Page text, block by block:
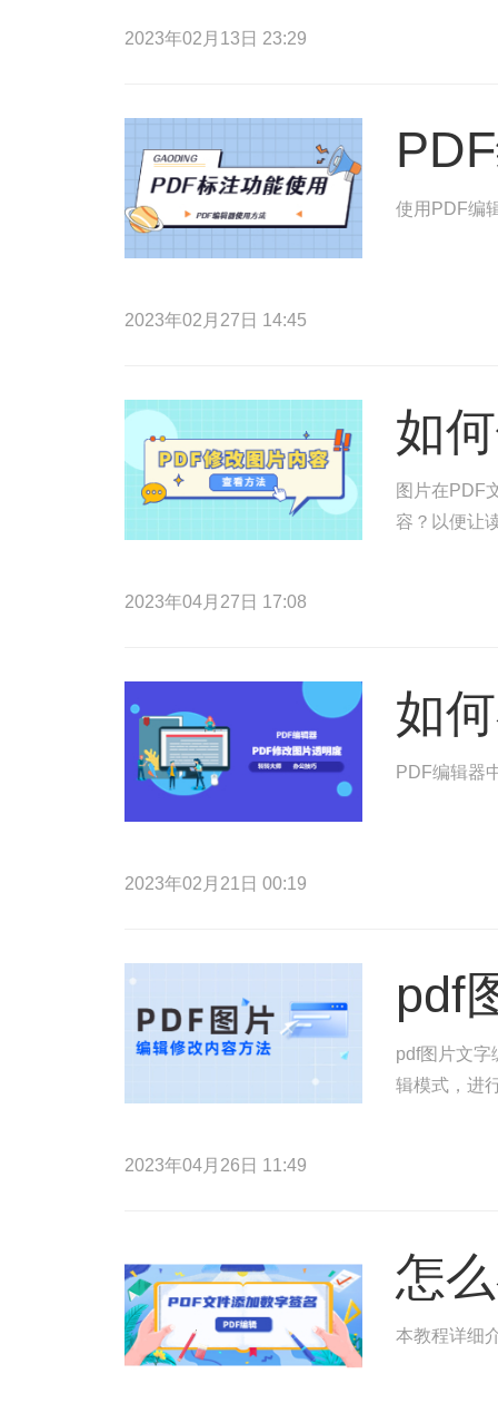
2023年02月13日 23:29
使用PDF编
2023年02月27日 14:45
如
图片在PDF
容？以便让
2023年04月27日 17:08
如
PDF编辑器
2023年02月21日 00:19
pdf
pdf图片文字
辑模式，进
2023年04月26日 11:49
怎
本教程详细